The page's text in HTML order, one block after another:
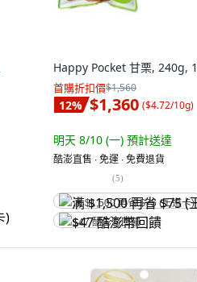
Happy Pocket 甘栗, 240g,
首購折扣價$1,560
12% $1,360 ($4.72/10g)
明天 8/10 (一) 預計送達
酷澎直售 ∙ 免運 ∙ 免費退貨
(5)
满 $1,500 再省 $75 (王道卡)
$47 酷澎幣回饋